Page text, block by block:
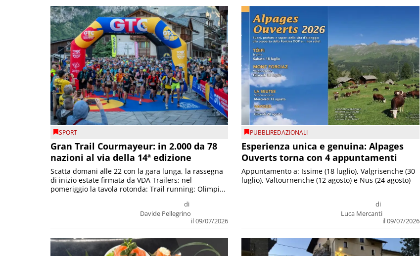
SPORT
Gran Trail Courmayeur: in 2.000 da 78
nazioni al via della 14ª edizione
di
Davide Pellegrino
il 09/07/2026
Scatta domani alle 22 con la gara lunga, la rassegna
di inizio estate firmata da VDA Trailers; nel
pomeriggio la tavola rotonda: Trail running: Olimpi...
PUBBLIREDAZIONALI
Esperienza unica e genuina: Alpages
Ouverts torna con 4 appuntamenti
di
Luca Mercanti
il 09/07/2026
Appuntamento a: Issime (18 luglio), Valgrisenche (30
luglio), Valtournenche (12 agosto) e Nus (24 agosto)